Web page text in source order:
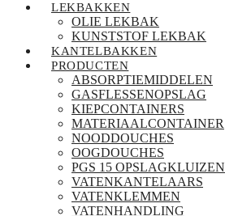
LEKBAKKEN
OLIE LEKBAK
KUNSTSTOF LEKBAK
KANTELBAKKEN
PRODUCTEN
ABSORPTIEMIDDELEN
GASFLESSENOPSLAG
KIEPCONTAINERS
MATERIAALCONTAINER
NOODDOUCHES
OOGDOUCHES
PGS 15 OPSLAGKLUIZEN
VATENKANTELAARS
VATENKLEMMEN
VATENHANDLING